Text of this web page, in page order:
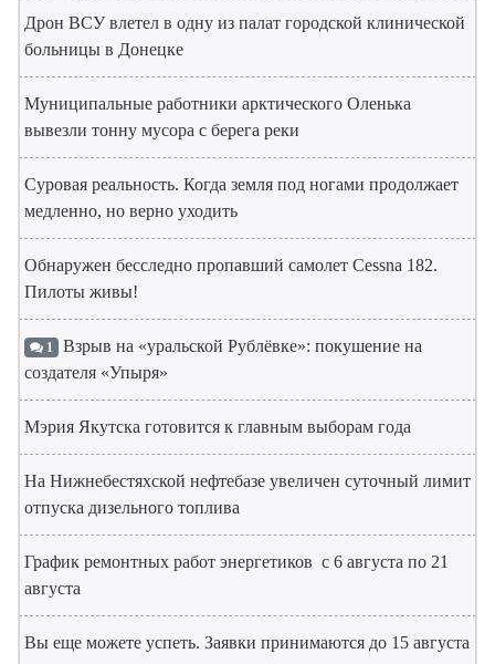
Дрон ВСУ влетел в одну из палат городской клинической
больницы в Донецке
Муниципальные работники арктического Оленька
вывезли тонну мусора с берега реки
Суровая реальность. Когда земля под ногами продолжает
медленно, но верно уходить
Обнаружен бесследно пропавший самолет Cessna 182.
Пилоты живы!
1 Взрыв на «уральской Рублёвке»: покушение на
создателя «Упыря»
Мэрия Якутска готовится к главным выборам года
На Нижнебестяхской нефтебазе увеличен суточный лимит
отпуска дизельного топлива
График ремонтных работ энергетиков с 6 августа по 21
августа
Вы еще можете успеть. Заявки принимаются до 15 августа